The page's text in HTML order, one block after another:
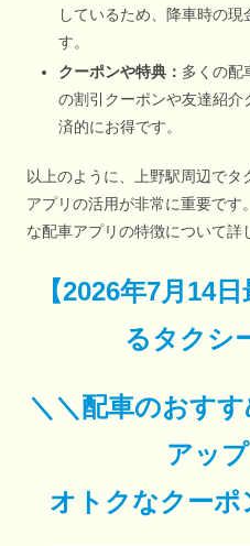
しているため、降車時の
す。
クーポンや特典： 多くの配
の割引クーポンや友達紹介
済的にお得です。
以上のように、上野駅周辺で
アプリの活用が非常に重要で
な配車アプリの特徴について詳
【2026年7月14日
るタクシ
＼＼配車のおす
アッ
オトクなクーポ